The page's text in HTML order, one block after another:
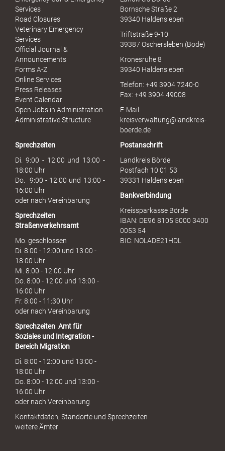
u
h
Services
Road Closures
Veterinary Emergency
Services
Official Journal &
Announcements
Forms A-Z
Online Services
Press Releases
Event Calendar
Open Jobs in Administration
Administrative Structure
Bornsche Straße 2
39340 Haldensleben
Triftstraße 9-10
39387 Oschersleben (Bode)
Kronesruhe 8
39340 Haldensleben
Telefon: +49 3904 7240-0
Fax: +49 3904 49008
E-Mail:
kreisverwaltung@landkreis-
boerde.de
Sprechzeiten
Di. 9:00 - 12:00 und 13:00 -
18:00 Uhr
Do. 9:00 - 12:00 und 13:00 -
16:00 Uhr
oder nach Vereinbarung
Sprechzeiten
Straßenverkehrsamt
Mo. geschlossen
Di. 8:00 - 12:00 und 13:00 -
18:00 Uhr
Mi. 8:00 - 12:00 Uhr
Do. 8:00 - 12:00 und 13:00 -
16:00 Uhr
Fr. 8:00 - 11:30 Uhr
oder nach Vereinbarung
Sprechzeiten Amt für
Soziales und Integration -
Bereich Migration
Di. 8:00 - 12:00 und 13:00 -
18:00 Uhr
Do. 8:00 - 12:00 und 13:00 -
16:00 Uhr
oder nach Vereinbarung
Postanschrift
Landkreis Börde
Postfach 10 01 53
39331 Haldensleben
Bankverbindung
Kreissparkasse Börde
IBAN: DE96 8105 5000 3400
0053 54
BIC: NOLADE21HDL
Kontaktdaten, Standorte und Sprechzeiten
weitere Ämter